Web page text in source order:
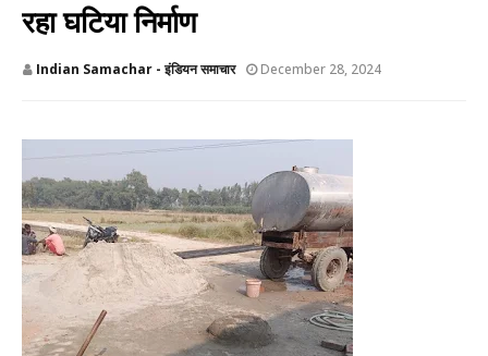
रहा घटिया निर्माण
Indian Samachar - इंडियन समाचार December 28, 2024